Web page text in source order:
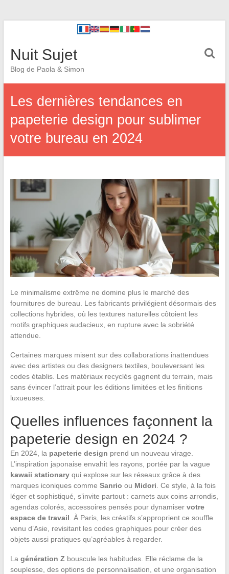
Nuit Sujet
Blog de Paola & Simon
Les dernières tendances en
papeterie design pour sublimer
votre bureau en 2024
Le minimalisme extrême ne domine plus le marché des
fournitures de bureau. Les fabricants privilégient désormais des
collections hybrides, où les textures naturelles côtoient les
motifs graphiques audacieux, en rupture avec la sobriété
attendue.
Certaines marques misent sur des collaborations inattendues
avec des artistes ou des designers textiles, bouleversant les
codes établis. Les matériaux recyclés gagnent du terrain, mais
sans évincer l’attrait pour les éditions limitées et les finitions
luxueuses.
Quelles influences façonnent la
papeterie design en 2024 ?
En 2024, la papeterie design prend un nouveau virage.
L’inspiration japonaise envahit les rayons, portée par la vague
kawaii stationaryqui explose sur les réseaux grâce à des
marques iconiques comme Sanrio ou Midori . Ce style, à la fois
léger et sophistiqué, s’invite partout : carnets aux coins arrondis,
agendas colorés, accessoires pensés pour dynamiser votre
espace de travail . À Paris, les créatifs s’approprient ce souffle
venu d’Asie, revisitant les codes graphiques pour créer des
objets aussi pratiques qu’agréables à regarder.
La génération Z bouscule les habitudes. Elle réclame de la
souplesse, des options de personnalisation, et une organisation